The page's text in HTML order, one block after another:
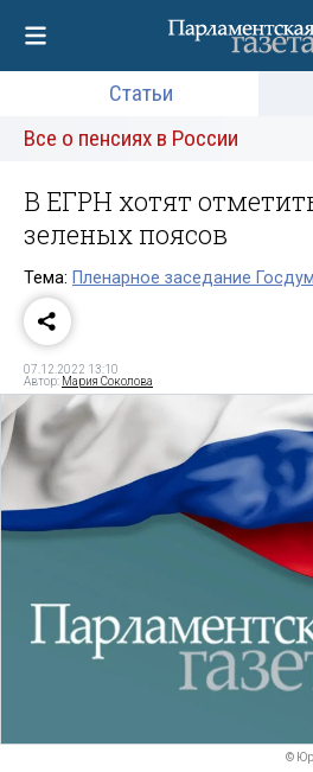
Статьи
Все о пенсиях в России
В ЕГРН хотят
зеленых поясов
Тема: Пленарное заседание
07.12.2022 13:10
Автор: Мария Соколова
©